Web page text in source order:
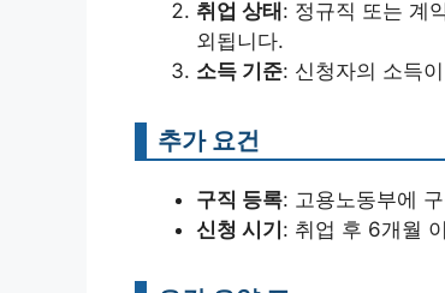
취업 상태 : 정규직 또는 계
외됩니다.
소득 기준: 신청자의 소득
추가 요건
구직 등록: 고용노동부에
신청 시기 : 취업 후 6개월